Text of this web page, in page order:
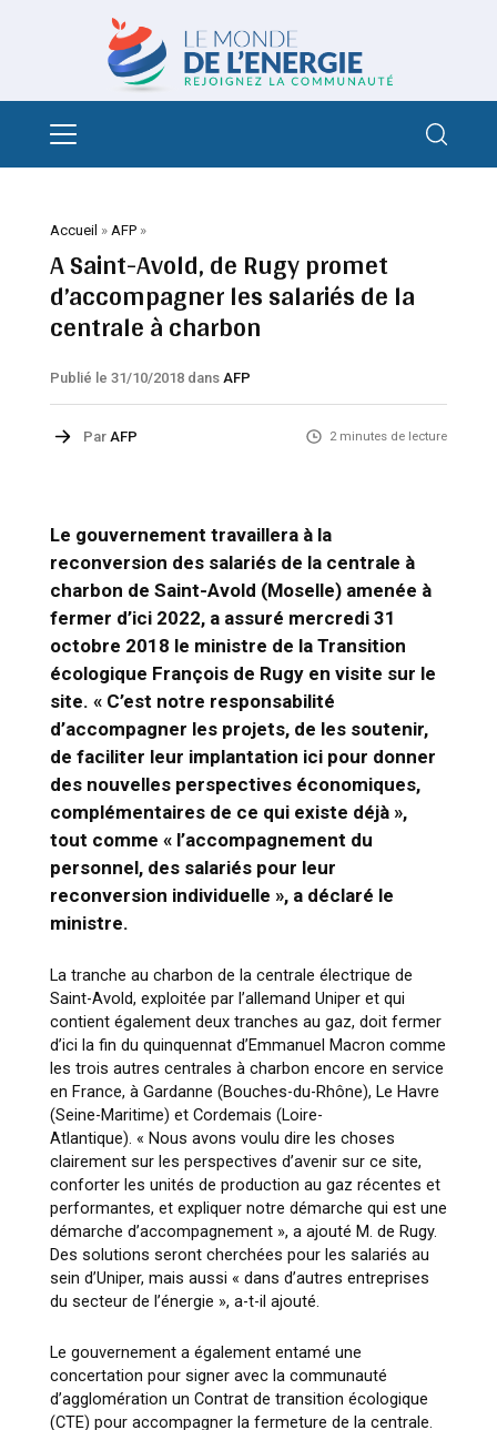
Accueil » AFP»
A Saint-Avold, de Rugy promet
d’accompagner les salariés de la
centrale à charbon
Publié le 31/10/2018 dans AFP
Par AFP 2 minutes de lecture
Le gouvernement travaillera à la
reconversion des salariés de la centrale à
charbon de Saint-Avold (Moselle) amenée à
fermer d’ici 2022, a assuré mercredi 31
octobre 2018 le ministre de la Transition
écologique François de Rugy en visite sur le
site. « C’est notre responsabilité
d’accompagner les projets, de les soutenir,
de faciliter leur implantation ici pour donner
des nouvelles perspectives économiques,
complémentaires de ce qui existe déjà »,
tout comme « l’accompagnement du
personnel, des salariés pour leur
reconversion individuelle », a déclaré le
ministre.
La tranche au charbon de la centrale électrique de
Saint-Avold, exploitée par l’allemand Uniper et qui
contient également deux tranches au gaz, doit fermer
d’ici la fin du quinquennat d’Emmanuel Macron comme
les trois autres centrales à charbon encore en service
en France, à Gardanne (Bouches-du-Rhône), Le Havre
(Seine-Maritime) et Cordemais (Loire-
Atlantique). « Nous avons voulu dire les choses
clairement sur les perspectives d’avenir sur ce site,
conforter les unités de production au gaz récentes et
performantes, et expliquer notre démarche qui est une
démarche d’accompagnement », a ajouté M. de Rugy.
Des solutions seront cherchées pour les salariés au
sein d’Uniper, mais aussi « dans d’autres entreprises
du secteur de l’énergie », a-t-il ajouté.
Le gouvernement a également entamé une
concertation pour signer avec la communauté
d’agglomération un Contrat de transition écologique
(CTE) pour accompagner la fermeture de la centrale.